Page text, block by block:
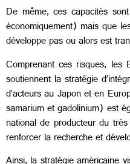
De même, ces capacités
économiquement) mais que
développe pas ou alors est
Comprenant ces risques, les
soutiennent la stratégie
d’acteurs au Japon et en
samarium et gadolinium) est
national de producteur du
renforcer la recherche et